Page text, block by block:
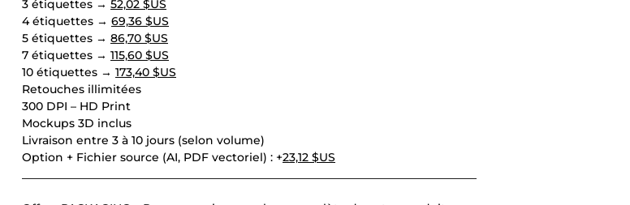
3 étiquettes → 52,02 $US
4 étiquettes → 69,36 $US
5 étiquettes → 86,70 $US
7 étiquettes → 115,60 $US
10 étiquettes → 173,40 $US
Retouches illimitées
300 DPI – HD Print
Mockups 3D inclus
Livraison entre 3 à 10 jours (selon volume)
Option + Fichier source (AI, PDF vectoriel) : +23,12 $US